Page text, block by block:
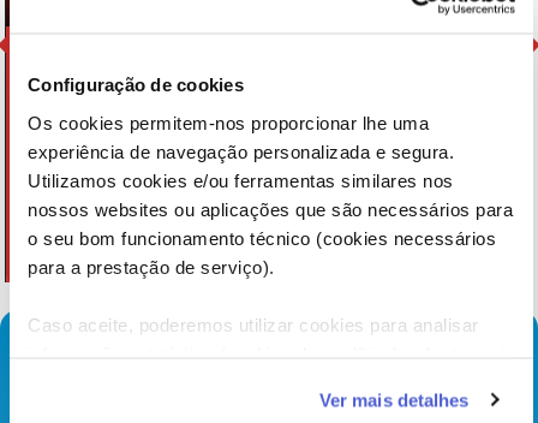
Configuração de cookies
Os cookies permitem-nos proporcionar lhe uma
experiência de navegação personalizada e segura.
Utilizamos cookies e/ou ferramentas similares nos
nossos websites ou aplicações que são necessários para
o seu bom funcionamento técnico (cookies necessários
para a prestação de serviço).
Caso aceite, poderemos utilizar cookies para analisar
funcionalidades (cookies de personalização e
Ver mais detalhes